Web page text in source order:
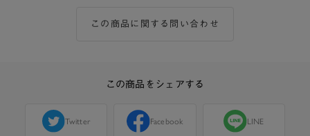
この商品に関する問い合わせ
この商品をシェアする
Twitter Facebook LINE